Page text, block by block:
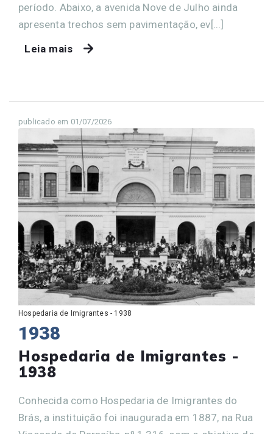
período. Abaixo, a avenida Nove de Julho ainda
apresenta trechos sem pavimentação, ev[...]
Leia mais
publicado em 01/07/2026
Hospedaria de Imigrantes - 1938
1938
Hospedaria de Imigrantes -
1938
Conhecida como Hospedaria de Imigrantes do
Brás, a instituição foi inaugurada em 1887, na Rua